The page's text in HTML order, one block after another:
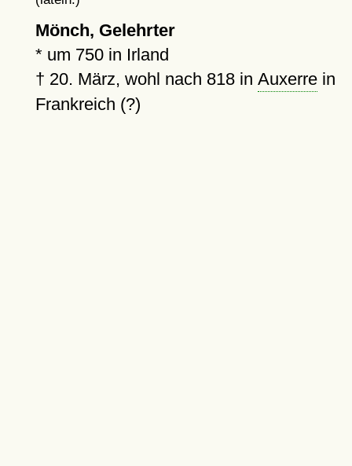
Mönch, Gelehrter
* um 750in Irland
† 20. März, wohl nach 818 in Auxerrein
Frankreich (?)